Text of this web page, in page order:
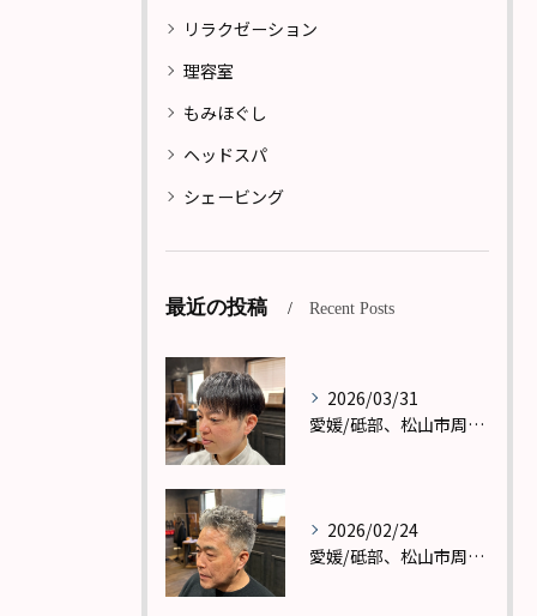
リラクゼーション
理容室
もみほぐし
ヘッドスパ
シェービング
最近の投稿 Recent Posts
2026/03/31
愛媛/砥部、松山市周辺で理容室(バーバー)メンズカットならReward(リワード)へ！
2026/02/24
愛媛/砥部、松山市周辺で理容室(バーバー)メンズカットならReward(リワード)へ！